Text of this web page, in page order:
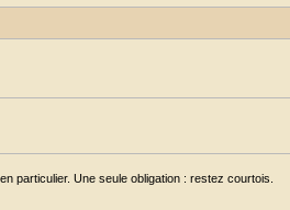
particulier. Une seule obligation : restez courtois.